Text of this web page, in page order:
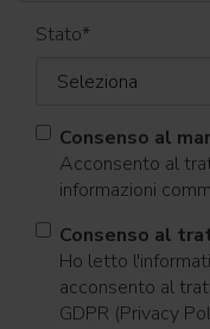
Stato*
Consenso al
Acconsento al
informazioni
Consenso al
Ho letto
acconsento al
GDPR (Privacy